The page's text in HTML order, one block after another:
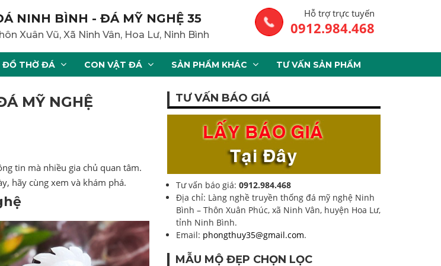
NINH BÌNH - ĐÁ MỸ NGHỆ 35
Xuân Vũ, Xã Ninh Vân, Hoa Lư, Ninh Bình
Hỗ trợ trực tuyến
0912.984.468
ĐỒ THỜ ĐÁ CON VẬT ĐÁ SẢN PHẨM KHÁC TƯ VẤN SẢN PHẨM
MỸ NGHỆ
tin mà nhiều gia chủ quan tâm.
hãy cùng xem và khám phá.
TƯ VẤN BÁO GIÁ
Tư vấn báo giá: 0912.984.468
Địa chỉ: Làng nghề truyền thống đá mỹ nghệ Ninh
Bình – Thôn Xuân Phúc, xã Ninh Vân, huyện Hoa Lư,
tỉnh Ninh Bình.
Email: phongthuy35@gmail.com.
MẪU MỘ ĐẸP CHỌN LỌC